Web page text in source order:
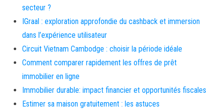
secteur ?
IGraal : exploration approfondie du cashback et immersion
dans l’expérience utilisateur
Circuit Vietnam Cambodge : choisir la période idéale
Comment comparer rapidement les offres de prêt
immobilier en ligne
Immobilier durable: impact financier et opportunités fiscales
Estimer sa maison gratuitement : les astuces